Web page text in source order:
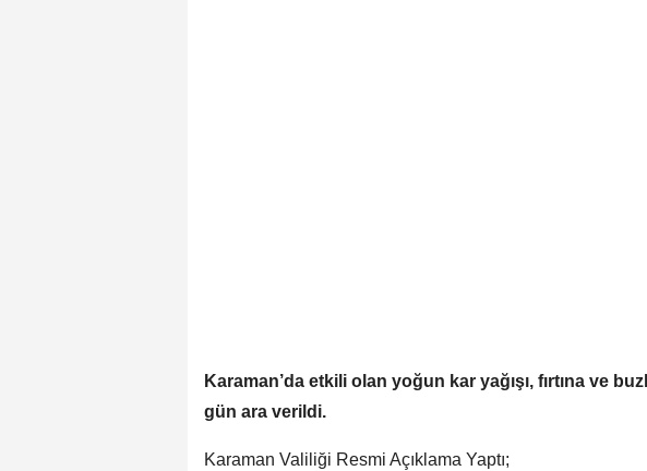
Karaman’da etkili olan yoğun kar yağışı, fırtına ve
gün ara verildi.
Karaman Valiliği Resmi Açıklama Yaptı;